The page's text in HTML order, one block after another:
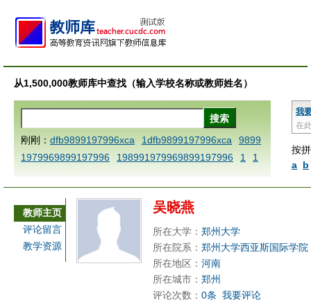
从1,500,000教师库中查找（输入学校名称或教师姓名）
我
在
按
a b
刚刚： dfb9899197996xca 1dfb9899197996xca
9899
1979969899197996
198991979969899197996 1
1
AAABBBCCCdefine blablaenddefine dfbxyzendtemplat
a
1dfbmath key98991 methodmultiply operand97996x
ca
1dfbsetx9899197996xxca 1dfbthisxca
1dfbxca12
3
1dfbzzzzzzzzbbbccccdddeeexcareplacezo
1printdf
b 9899197996 xca
AAABBBCCCdefine blablaenddefin
e dfbxyzendtemplate dfbCCCBBBAAA
dfb
dfb989919
dfbmath key98991 methodmulti
教师主页
评论留言
教学资源
吴晓燕
所在大学： 郑州大学
所在院系： 郑州大学西亚斯国际学
所在地区： 河南
所在城市： 郑州
评论次数： 0条 我要评论